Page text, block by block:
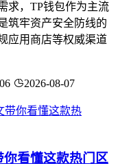
求，TP钱包作为主流
筑牢资产安全防线的
应用商店等权威渠道
2026-08-07
看懂这款热门区